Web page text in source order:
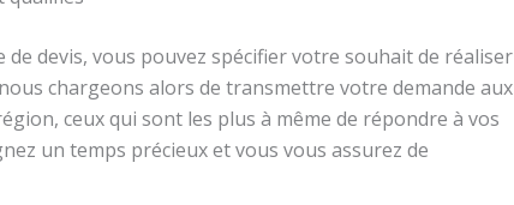
devis, vous pouvez spécifier votre souhait de réaliser
chargeons alors de transmettre votre demande aux
ceux qui sont les plus à même de répondre à vos
un temps précieux et vous vous assurez de